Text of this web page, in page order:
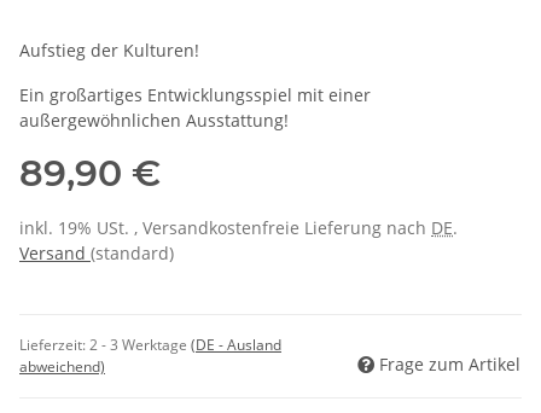
Aufstieg der Kulturen!
Ein großartiges Entwicklungsspiel mit einer
außergewöhnlichen Ausstattung!
89,90 €
inkl. 19% USt. , Versandkostenfreie Lieferung nach DE.
Versand (standard)
Lieferzeit:2 - 3 Werktage (DE - Ausland
abweichend)
Frage zum Artikel